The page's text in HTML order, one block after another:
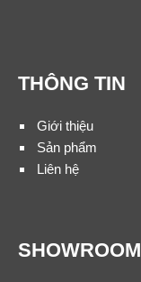
THÔNG TIN
Giới thiệu
Sản phẩm
Liên hệ
SHOWROOM